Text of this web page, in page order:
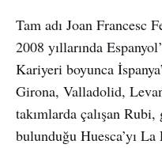
Tam adı Joan Francesc
2008 yıllarında
Kariyeri boyunca
Girona, Valladolid,
takımlarda çalışan Rubi,
bulunduğu Huesca’yı La